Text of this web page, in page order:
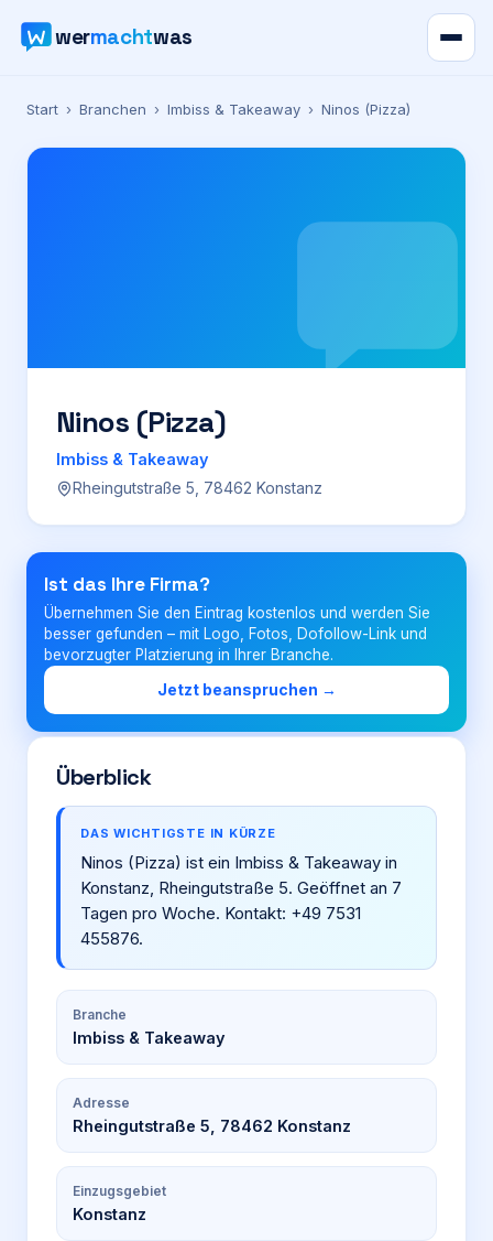
wermachtwas
Verzeichnis
Karte
Preise
Für Firmen
Login
Firma eintragen
Start › Branchen › Imbiss & Takeaway › Ninos (Pizza)
Ninos (Pizza)
Imbiss & Takeaway
Rheingutstraße 5, 78462 Konstanz
Ist das Ihre Firma?
Übernehmen Sie den Eintrag kostenlos und werden Sie
besser gefunden – mit Logo, Fotos, Dofollow-Link und
bevorzugter Platzierung in Ihrer Branche.
Jetzt beanspruchen →
Überblick
DAS WICHTIGSTE IN KÜRZE
Ninos (Pizza) ist ein Imbiss & Takeaway in
Konstanz, Rheingutstraße 5. Geöffnet an 7
Tagen pro Woche. Kontakt: +49 7531
455876.
Branche
Imbiss & Takeaway
Adresse
Rheingutstraße 5, 78462 Konstanz
Einzugsgebiet
Konstanz